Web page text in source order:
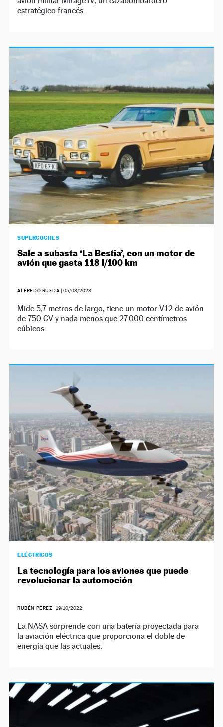
estratégico francés.
SUPERCOCHES
Sale a subasta ‘La Bestia’, con un motor de
avión que gasta 118 l/100 km
ALFREDO RUEDA | 05/03/2023
Mide 5,7 metros de largo, tiene un motor V12 de avión
de 750 CV y nada menos que 27.000 centímetros
cúbicos.
ELÉCTRICOS
La tecnología para los aviones que puede
revolucionar la automoción
RUBÉN PÉREZ |19/10/2022
La NASA sorprende con una batería proyectada para
la aviación eléctrica que proporciona el doble de
energía que las actuales.